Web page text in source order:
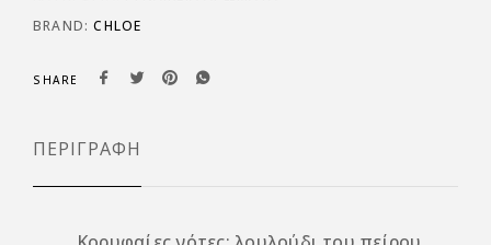
BRAND:CHLOE
SHARE
ΠΕΡΙΓΡΑΦΉ